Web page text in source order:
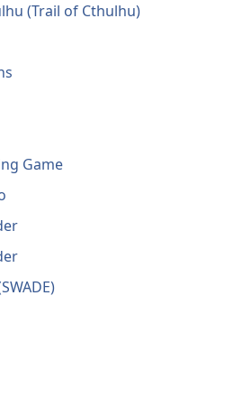
(Trail of Cthulhu)
Game